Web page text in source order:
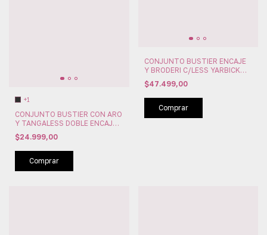
+1
CONJUNTO BUSTIER CON ARO
Y TANGALESS DOBLE ENCAJE
YARBICK (YAR5029)
$24.999,00
Comprar
CONJUNTO BUSTIER ENCAJE
Y BRODERI C/LESS YARBICK
(YAR5028)
$47.499,00
Comprar